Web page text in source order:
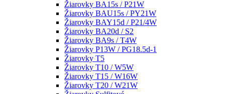
Žiarovky BA15s / P21W
Žiarovky BAU15s / PY21W
Žiarovky BAY15d / P21/4W
Žiarovky BA20d / S2
Žiarovky BA9s / T4W
Žiarovky P13W / PG18.5d-1
Žiarovky T5
Žiarovky T10 / W5W
Žiarovky T15 / W16W
Žiarovky T20 / W21W